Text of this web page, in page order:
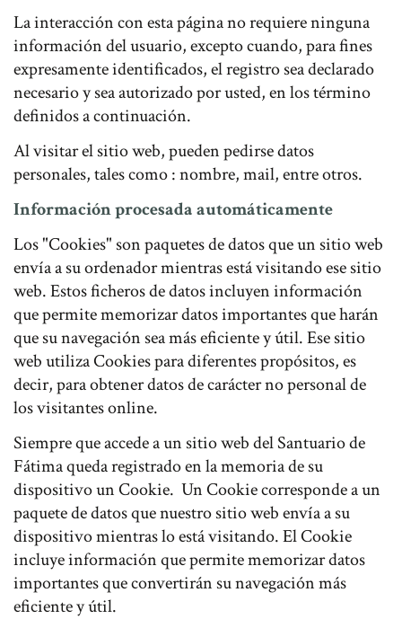
La interacción con esta página no requiere ninguna
información del usuario, excepto cuando, para fines
expresamente identificados, el registro sea declarado
necesario y sea autorizado por usted, en los término
definidos a continuación.
Al visitar el sitio web, pueden pedirse datos
personales, tales como : nombre, mail, entre otros.
Información procesada automáticamente
Los "Cookies" son paquetes de datos que un sitio web
envía a su ordenador mientras está visitando ese sitio
web. Estos ficheros de datos incluyen información
que permite memorizar datos importantes que harán
que su navegación sea más eficiente y útil. Ese sitio
web utiliza Cookies para diferentes propósitos, es
decir, para obtener datos de carácter no personal de
los visitantes online.
Siempre que accede a un sitio web del Santuario de
Fátima queda registrado en la memoria de su
dispositivo un Cookie. Un Cookie corresponde a un
paquete de datos que nuestro sitio web envía a su
dispositivo mientras lo está visitando. El Cookie
incluye información que permite memorizar datos
importantes que convertirán su navegación más
eficiente y útil.